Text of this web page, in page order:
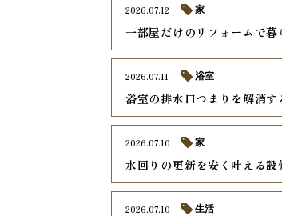
一部屋だけのリフォームで
2026.07.12 家
浴室の排水口つまりを解消
2026.07.11 浴室
水回りの更新を安く叶える
2026.07.10 家
2026.07.10 生活